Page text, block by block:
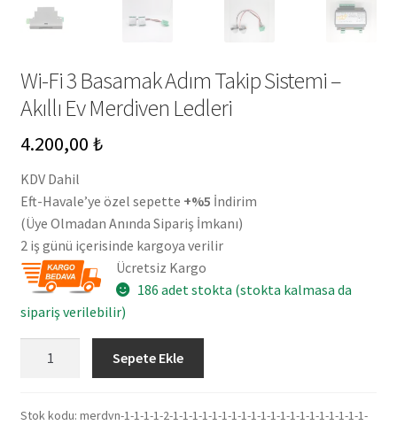
Wi-Fi 3 Basamak Adım Takip Sistemi –
Akıllı Ev Merdiven Ledleri
4.200,00 ₺
KDV Dahil
Eft-Havale’ye özel sepette +%5 İndirim
(Üye Olmadan Anında Sipariş İmkanı)
2 iş günü içerisinde kargoya verilir
Ücretsiz Kargo
186 adet stokta (stokta kalmasa da
sipariş verilebilir)
Basamak
Sepete Ekle
Stok kodu: merdvn-1-1-1-1-2-1-1-1-1-1-1-1-1-1-1-1-1-1-1-1-1-1-1-1-1-